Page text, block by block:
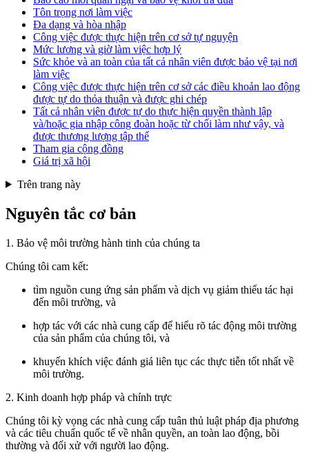
Tôn trọng nơi làm việc
Đa dạng và hòa nhập
Công việc được thực hiện trên cơ sở tự nguyện
Mức lương và giờ làm việc hợp lý
Sức khỏe và an toàn của tất cả nhân viên được bảo vệ tại nơi
làm việc
Công việc được thực hiện trên cơ sở các điều khoản lao động
được tự do thỏa thuận và được ghi chép
Tất cả nhân viên được tự do thực hiện quyền thành lập
và/hoặc gia nhập công đoàn hoặc từ chối làm như vậy, và
được thương lượng tập thể
Tham gia cộng đồng
Giá trị xã hội
Trên trang này
Nguyên tắc cơ bản
1. Bảo vệ môi trường hành tinh của chúng ta
Chúng tôi cam kết:
tìm nguồn cung ứng sản phẩm và dịch vụ giảm thiểu tác hại
đến môi trường, và
hợp tác với các nhà cung cấp để hiểu rõ tác động môi trường
của sản phẩm của chúng tôi, và
khuyến khích việc đánh giá liên tục các thực tiễn tốt nhất về
môi trường.
2. Kinh doanh hợp pháp và chính trực
Chúng tôi kỳ vọng các nhà cung cấp tuân thủ luật pháp địa phương
và các tiêu chuẩn quốc tế về nhân quyền, an toàn lao động, bồi
thường và đối xử với người lao động.